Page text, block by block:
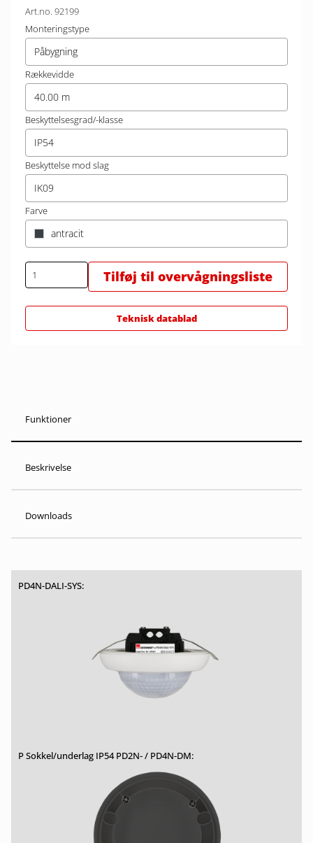
Art.no. 92199
Monteringstype
Påbygning
Rækkevidde
40.00 m
Beskyttelsesgrad/-klasse
IP54
Beskyttelse mod slag
IK09
Farve
antracit
Tilføj til overvågningsliste
Teknisk datablad
Funktioner
Beskrivelse
Downloads